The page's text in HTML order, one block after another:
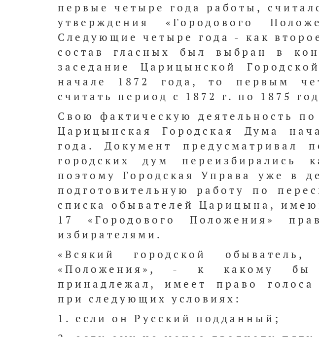
первые четыре года работы,
утверждения «Городового
Следующие четыре года - как
состав гласных был выбран в
заседание Царицынской
начале 1872 года, то первым
считать период с 1872 г. по 1875
Свою фактическую деятельность
Царицынская Городская Дума
года. Документ предусматривал
городских дум переизбирались
поэтому Городская Управа уже в
подготовительную работу по
списка обывателей Царицына,
17 «Городового Положения»
избирателями.
«Всякий городской
«Положения», - к какому бы
принадлежал, имеет право
при следующих условиях:
1. если он Русский подданный;